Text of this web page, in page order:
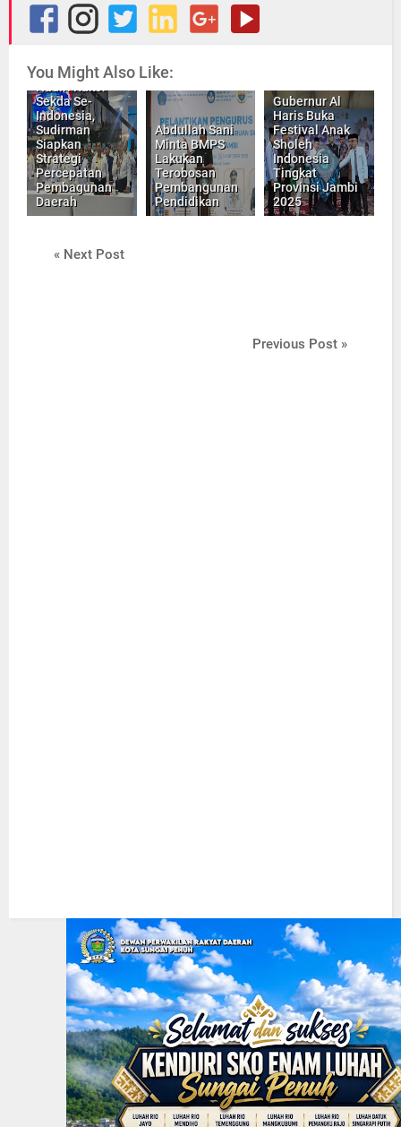
You Might Also Like:
Sekda Se-
Indonesia,
Sudirman
Siapkan
Strategi
Percepatan
Pembagunan
Daerah
Abdullah Sani
Minta BMPS
Lakukan
Terobosan
Pembangunan
Pendidikan
Gubernur Al
Haris Buka
Festival Anak
Sholeh
Indonesia
Tingkat
Provinsi Jambi
2025
« Next Post
Previous Post »